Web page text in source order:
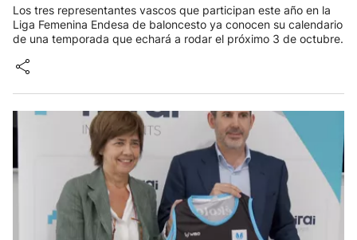
Los tres representantes vascos que participan este año en la
Liga Femenina Endesa de baloncesto ya conocen su calendario
de una temporada que echará a rodar el próximo 3 de octubre.